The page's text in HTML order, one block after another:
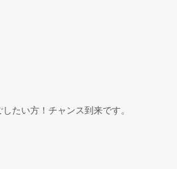
たい方！チャンス到来です。